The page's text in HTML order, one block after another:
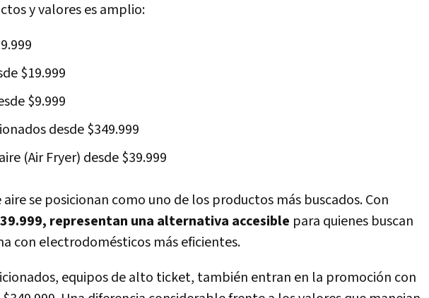
y valores es amplio:
$19.999
$9.999
desde $349.999
(Air Fryer) desde $39.999
aire se posicionan como uno de los productos más buscados. Con
representan una alternativa accesible para quienes buscan
con electrodomésticos más eficientes.
equipos de alto ticket, también entran en la promoción con